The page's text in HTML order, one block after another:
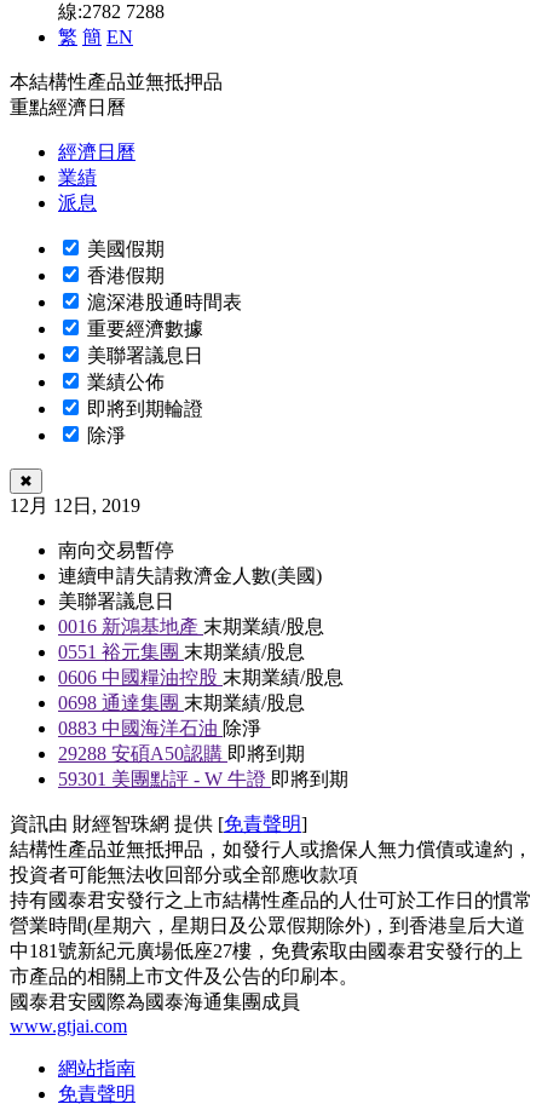
線:2782 7288
繁 簡 EN
本結構性產品並無抵押品
重點經濟日曆
經濟日曆
業績
派息
美國假期
香港假期
滬深港股通時間表
重要經濟數據
美聯署議息日
業績公佈
即將到期輪證
除淨
✖
12月 12日, 2019
南向交易暫停
連續申請失請救濟金人數(美國)
美聯署議息日
0016 新鴻基地產 末期業績/股息
0551 裕元集團 末期業績/股息
0606 中國糧油控股 末期業績/股息
0698 通達集團 末期業績/股息
0883 中國海洋石油 除淨
29288 安碩A50認購 即將到期
59301 美團點評 - W 牛證 即將到期
資訊由 財經智珠網 提供 [免責聲明]
結構性產品並無抵押品，如發行人或擔保人無力償債或違約，
投資者可能無法收回部分或全部應收款項
持有國泰君安發行之上市結構性產品的人仕可於工作日的慣常
營業時間(星期六，星期日及公眾假期除外)，到香港皇后大道
中181號新紀元廣場低座27樓，免費索取由國泰君安發行的上
市產品的相關上市文件及公告的印刷本。
國泰君安國際為國泰海通集團成員
www.gtjai.com
網站指南
免責聲明